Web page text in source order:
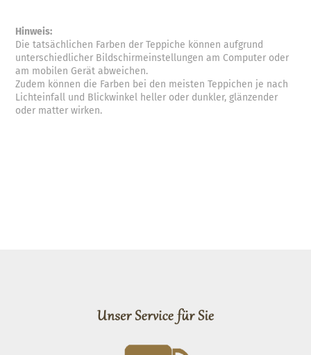
Hinweis:
Die tatsächlichen Farben der Teppiche können aufgrund
unterschiedlicher Bildschirmeinstellungen am Computer oder
am mobilen Gerät abweichen.
Zudem können die Farben bei den meisten Teppichen je nach
Lichteinfall und Blickwinkel heller oder dunkler, glänzender
oder matter wirken.